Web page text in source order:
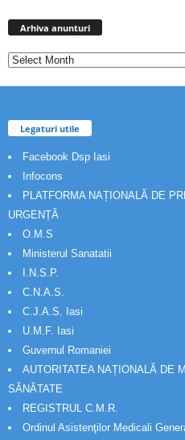
Arhiva anunturi
Legaturi utile
Facebook Dsp Iasi
Infocons
PLATFORMA NAȚIONALĂ DE
URGENȚĂ
O.M.S
Ministerul Sanatatii
I.N.S.P.
C.N.A.S.
C.J.A.S. Iasi
U.M.F. Iasi
Guvernul Romaniei
AUTORITATEA NAȚIONALĂ DE
SĂNĂTATE
REGISTRUL C.M.R.
Ordinul Asistenţilor Medicali